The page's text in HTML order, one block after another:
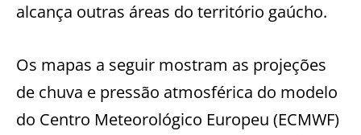
alcança outras áreas do território gaúcho.
Os mapas a seguir mostram as projeções
de chuva e pressão atmosférica do modelo
do Centro Meteorológico Europeu (ECMWF)